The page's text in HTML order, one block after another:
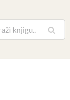
Pretraga